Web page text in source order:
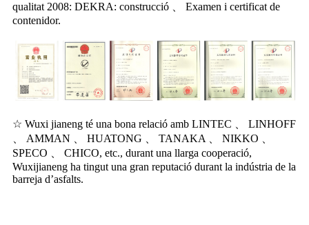
qualitat 2008: DEKRA: construcció 、 Examen i certificat de
contenidor.
☆ Wuxi jianeng té una bona relació amb LINTEC 、 LINHOFF
、 AMMAN 、 HUATONG 、 TANAKA 、 NIKKO 、
SPECO 、 CHICO, etc., durant una llarga cooperació,
Wuxijianeng ha tingut una gran reputació durant la indústria de la
barreja d’asfalts.